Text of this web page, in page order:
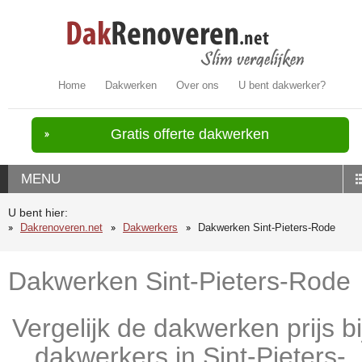
Home Dakwerken Over ons U bent dakwerker?
Gratis offerte dakwerken
MENU
U bent hier:
Dakrenoveren.net
Dakwerkers Dakwerken Sint-Pieters-Rode
Dakwerken Sint-Pieters-Rode
Vergelijk de dakwerken prijs